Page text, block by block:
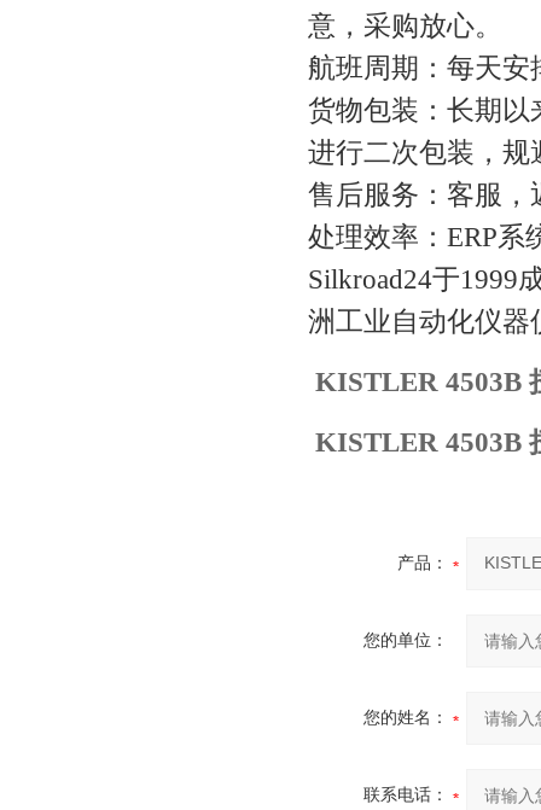
意，采购放心。
航班周期：每天
货物包装：长期
进行二次包装，规
售后服务：客服
处理效率：ERP系
Silkroad24于1999
洲工业自动化仪器
KISTLER 4503B
KISTLER 4503B
产品：
您的单位：
您的姓名：
联系电话：